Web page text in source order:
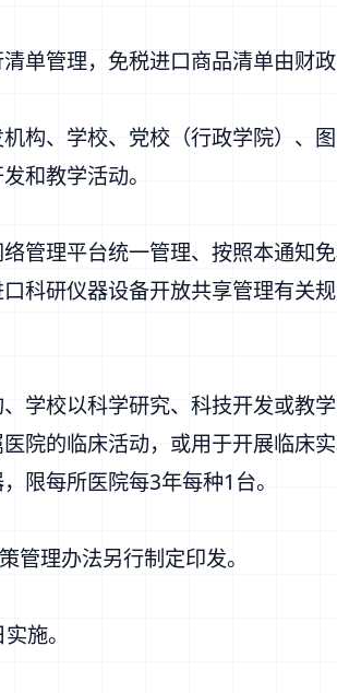
管理，免税进口商品清单由财
、学校、党校（行政学院）、
和教学活动。
理平台统一管理、按照本通知
科研仪器设备开放共享管理有关
校以科学研究、科技开发或教
院的临床活动，或用于开展临床
限每所医院每3年每种1台。
理办法另行制定印发。
施。